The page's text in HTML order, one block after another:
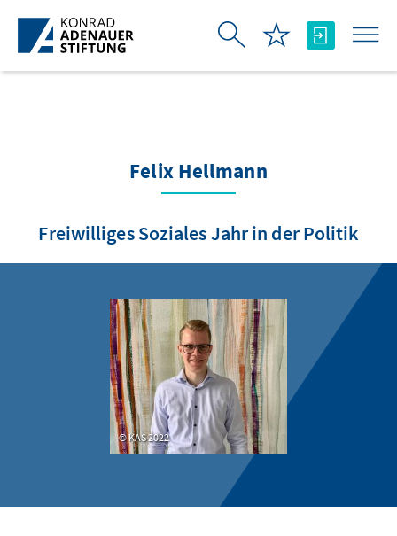
Saut au contenu principal
Felix Hellmann
Freiwilliges Soziales Jahr in der Politik
KAS 2022